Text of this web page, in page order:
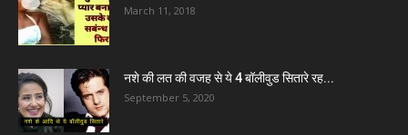
March 11, 2018
नशे की लत की वजह से ये 4 बॉलीवुड सितारे रह...
September 5, 2020